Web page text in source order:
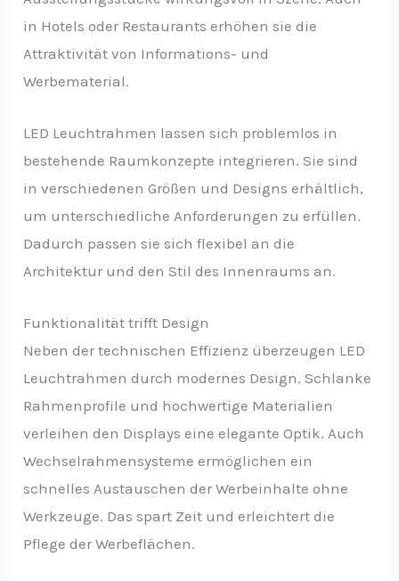
in Hotels oder Restaurants erhöhen sie die
Attraktivität von Informations- und
Werbematerial.
LED Leuchtrahmen lassen sich problemlos in
bestehende Raumkonzepte integrieren. Sie sind
in verschiedenen Größen und Designs erhältlich,
um unterschiedliche Anforderungen zu erfüllen.
Dadurch passen sie sich flexibel an die
Architektur und den Stil des Innenraums an.
Funktionalität trifft Design
Neben der technischen Effizienz überzeugen LED
Leuchtrahmen durch modernes Design. Schlanke
Rahmenprofile und hochwertige Materialien
verleihen den Displays eine elegante Optik. Auch
Wechselrahmensysteme ermöglichen ein
schnelles Austauschen der Werbeinhalte ohne
Werkzeuge. Das spart Zeit und erleichtert die
Pflege der Werbeflächen.